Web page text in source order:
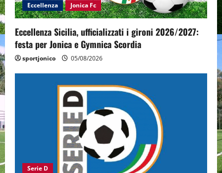
Eccellenza Jonica Fc
Eccellenza Sicilia, ufficializzati i gironi 2026/2027:
festa per Jonica e Gymnica Scordia
sportjonico 05/08/2026
Serie D